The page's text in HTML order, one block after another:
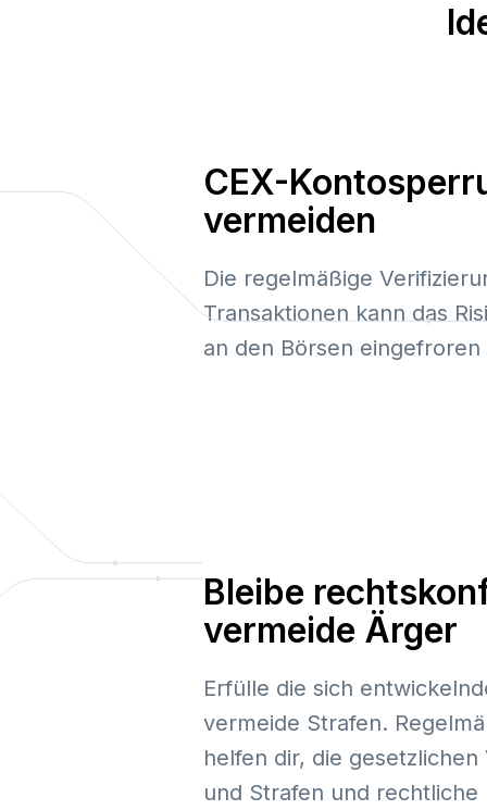
CEX-
vermeiden
Die regelmäßige
Transaktionen kann das
an den Börsen
Bleibe
vermeide Ärger
Erfülle die sich
vermeide Strafen.
helfen dir, die
und Strafen und